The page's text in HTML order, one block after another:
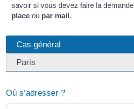
savoir si vous devez faire la demande
place ou par mail.
Cas général
Paris
Où s’adresser ?